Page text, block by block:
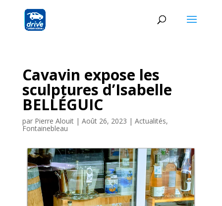
Cavavin expose les
sculptures d’Isabelle
BELLÉGUIC
par Pierre Alouit| Août 26, 2023 | Actualités,
Fontainebleau